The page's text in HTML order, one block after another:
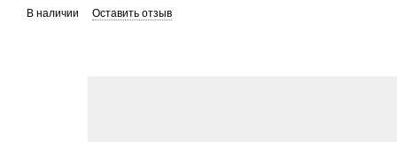
В наличии Оставить отзыв